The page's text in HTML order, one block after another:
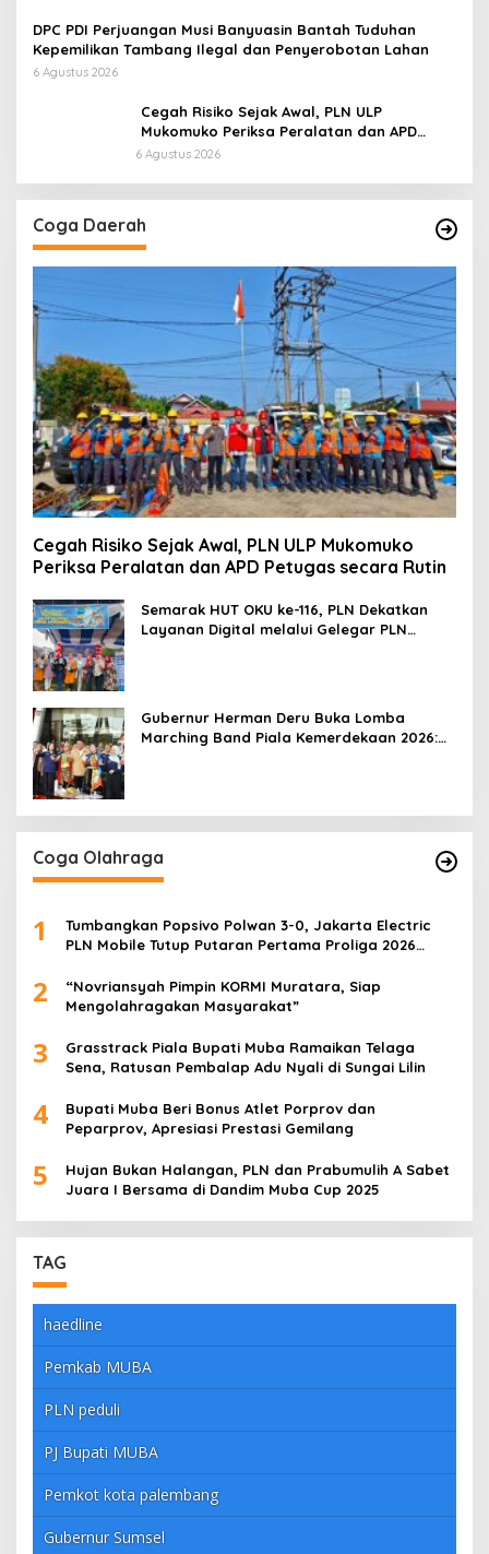
di Kawasan Pesisir
DPC PDI Perjuangan Musi Banyuasin Bantah Tuduhan
Kepemilikan Tambang Ilegal dan Penyerobotan Lahan
6 Agustus 2026
Cegah Risiko Sejak Awal, PLN ULP
Mukomuko Periksa Peralatan dan APD
Petugas secara Rutin
6 Agustus 2026
Coga Daerah
Cegah Risiko Sejak Awal, PLN ULP Mukomuko
Periksa Peralatan dan APD Petugas secara Rutin
Semarak HUT OKU ke-116, PLN Dekatkan
Layanan Digital melalui Gelegar PLN
Gubernur Herman Deru Buka Lomba
Marching Band Piala Kemerdekaan 2026:
Coga Olahraga
1
Tumbangkan Popsivo Polwan 3-0, Jakarta Electric
PLN Mobile Tutup Putaran Pertama Proliga 2026
2
“Novriansyah Pimpin KORMI Muratara, Siap
Mengolahragakan Masyarakat”
3
Grasstrack Piala Bupati Muba Ramaikan Telaga
Sena, Ratusan Pembalap Adu Nyali di Sungai Lilin
4
Bupati Muba Beri Bonus Atlet Porprov dan
Peparprov, Apresiasi Prestasi Gemilang
5
Hujan Bukan Halangan, PLN dan Prabumulih A Sabet
Juara I Bersama di Dandim Muba Cup 2025
TAG
haedline
Pemkab MUBA
PLN peduli
PJ Bupati MUBA
Pemkot kota palembang
Gubernur Sumsel